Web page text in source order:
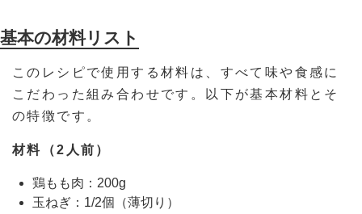
基本の材料リスト
このレシピで使用する材料は、すべて味や食感に
こだわった組み合わせです。以下が基本材料とそ
の特徴です。
材料（2人前）
鶏もも肉：200g
玉ねぎ：1/2個（薄切り）